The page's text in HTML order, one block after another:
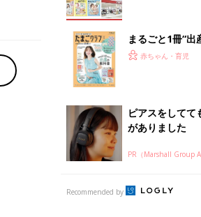
まるごと1冊“出
クラブ 夏号』〈
赤ちゃん・育児
ピアスをしてて
がありました
PR（Marshall Group
Recommended by